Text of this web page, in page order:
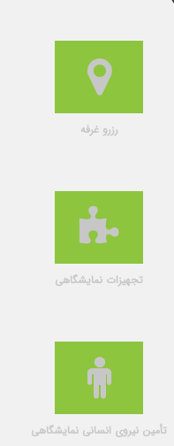
رزرو غرفه
تجهیزات نمایشگاهی
تأمین نیروی انسانی نمایشگاهی